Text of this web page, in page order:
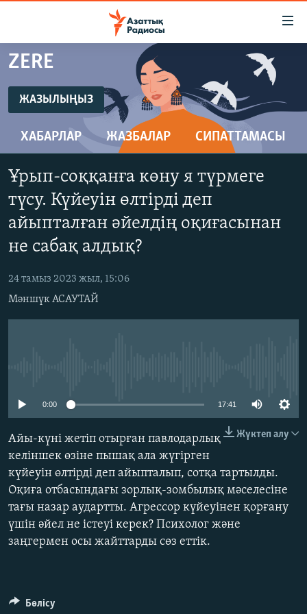
Skip
to
main
content
main
Navigation
Search
САЯСАТ
АДАМ ҚҰҚЫҚТАРЫ
ӘЛЕУМЕТ
ӘЛЕМ
АРНАЙЫ ЖОБАЛАР
Русский
ЖАЗЫЛЫҢЫЗ
ZERE
ЖАЗЫЛЫҢЫЗ
ЖАЗЫЛЫҢЫЗ
Жазылу
ХАБАРЛАР ЖАЗБАЛАР СИПАТТАМАСЫ
Ұрып-соққанға көну я түрмеге
түсу. Күйеуін өлтірді деп
айыпталған әйелдің оқиғасынан
не сабақ алдық?
24 тамыз 2023 жыл, 15:06
Мәншүк АСАУТАЙ
0:00 17:41
Жүктеп алу
Айы-күні жетіп отырған павлодарлық
келіншек өзіне пышақ ала жүгірген
күйеуін өлтірді деп айыпталып, сотқа тартылды.
Оқиға отбасындағы зорлық-зомбылық мәселесіне
тағы назар аудартты. Агрессор күйеуінен қорғану
үшін әйел не істеуі керек? Психолог және
заңгермен осы жайттарды сөз еттік.
Бөлісу